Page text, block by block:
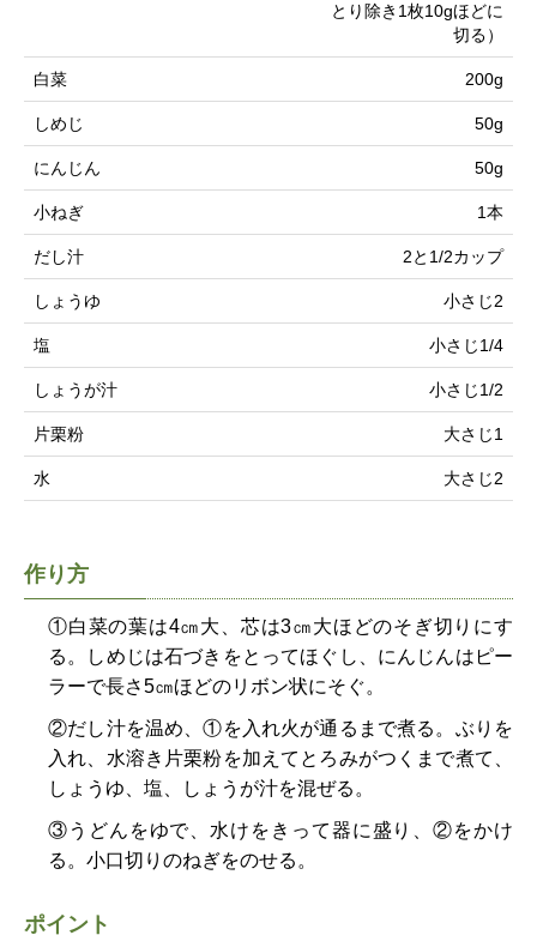
とり除き1枚10gほどに
切る）
白菜 200g
しめじ 50g
にんじん 50g
小ねぎ 1本
だし汁 2と1/2カップ
しょうゆ 小さじ2
塩 小さじ1/4
しょうが汁 小さじ1/2
片栗粉 大さじ1
水 大さじ2
作り方
①白菜の葉は4㎝大、芯は3㎝大ほどのそぎ切りにす
る。しめじは石づきをとってほぐし、にんじんはピー
ラーで長さ5㎝ほどのリボン状にそぐ。
②だし汁を温め、①を入れ火が通るまで煮る。ぶりを
入れ、水溶き片栗粉を加えてとろみがつくまで煮て、
しょうゆ、塩、しょうが汁を混ぜる。
③うどんをゆで、水けをきって器に盛り、②をかけ
る。小口切りのねぎをのせる。
ポイント